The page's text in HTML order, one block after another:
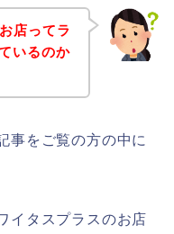
店ってラ
いるのか
事をご覧の方の中に
イタスプラスのお店